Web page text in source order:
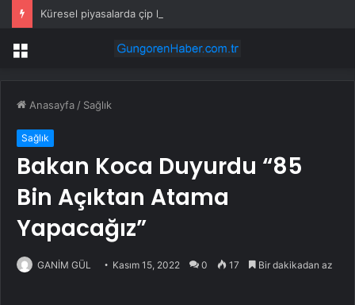
Küresel piyasalarda çip hisseleri depremi
Menü
Anasayfa / Sağlık
Sağlık
Bakan Koca Duyurdu “85
Bin Açıktan Atama
Yapacağız”
GANİM GÜL Kasım 15, 2022 0 17 Bir dakikadan az